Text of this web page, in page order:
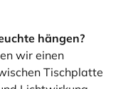
hängen?
wir einen
Tischplatte